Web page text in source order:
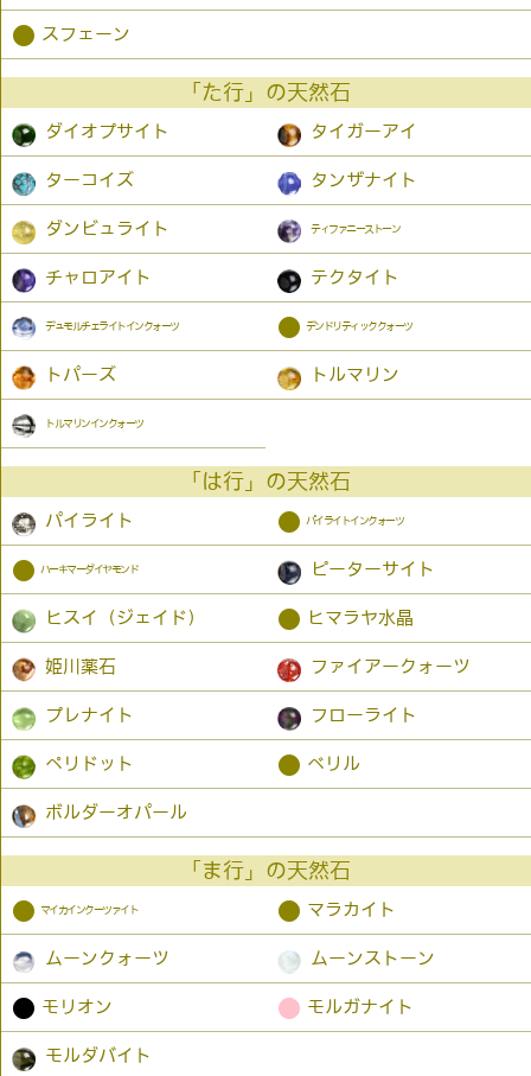
● スフェーン
「た行」の天然石
ダイオプサイト タイガーアイ
ターコイズ タンザナイト
ダンビュライト ティファニーストーン
チャロアイト テクタイト
デュモルチェライトインクォーツ ● デンドリティッククォーツ
トパーズ トルマリン
トルマリンインクォーツ
「は行」の天然石
パイライト ● パイライトインクォーツ
● ハーキマーダイヤモンド ピーターサイト
ヒスイ（ジェイド） ● ヒマラヤ水晶
姫川薬石 ファイアークォーツ
プレナイト フローライト
ペリドット ● ベリル
ボルダーオパール
「ま行」の天然石
● マイカインクーツァイト ● マラカイト
ムーンクォーツ ムーンストーン
● モリオン ● モルガナイト
モルダバイト